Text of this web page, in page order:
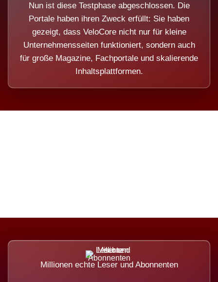
Nun ist diese Testphase abgeschlossen. Die
Portale haben ihren Zweck erfüllt: Sie haben
gezeigt, dass VeloCore nicht nur für kleine
Unternehmensseiten funktioniert, sondern auch
für große Magazine, Fachportale und skalierende
Inhaltsplattformen.
Millionen echte Leser und Abonnenten